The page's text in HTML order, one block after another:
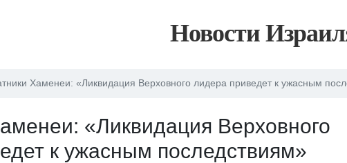
Новости
Хаменеи: «Ликвидация Верховного лидера приведет к ужасным
«Ликвидация Верховного
к ужасным последствиям»